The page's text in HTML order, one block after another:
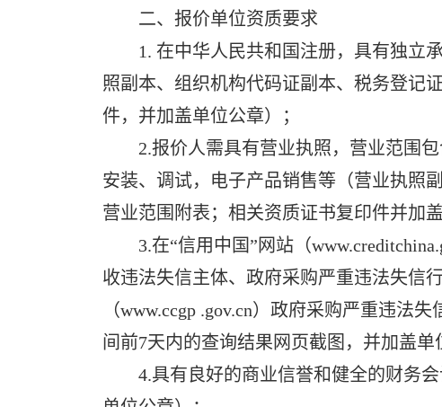
二、报价单位资质要求
1. 在中华人民共和国注册，具有独立
照副本、组织机构代码证副本、税务登记
件，并加盖单位公章）；
2.报价人需具有营业执照，营业范围包
安装、调试，电子产品销售等（营业执照
营业范围附表；相关资质证书复印件并加
3.在“信用中国”网站（
收违法失信主体、政府采购严重违法失信
（www.ccgp .gov.cn）政府采购严重违法
间前7天内的查询结果网页截图，并加盖单
4.具有良好的商业信誉和健全的财务会